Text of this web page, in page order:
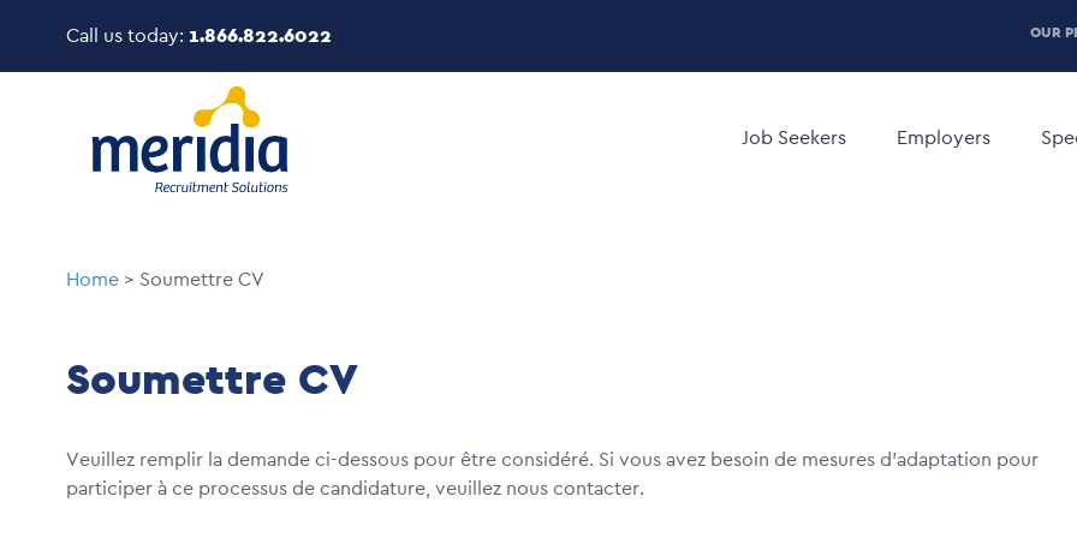
main
Call us today: 1.866.822.6022 OUR
navigation
Job Seekers Employers
Breadcrumb
Home Soumettre CV
Soumettre CV
Veuillez remplir la demande ci-dessous pour être considéré. Si vous avez besoin de mesures d'adaptation pour
participer à ce processus de candidature, veuillez nous contacter.